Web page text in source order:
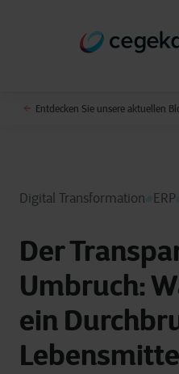
Entdecken Sie unsere aktuellen
Digital Transformation ERP
Der
Umbruch:
ein